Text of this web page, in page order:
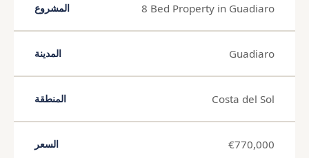
المشروع 8 Bed Property in Guadiaro
المدينة Guadiaro
المنطقة Costa del Sol
السعر €770,000